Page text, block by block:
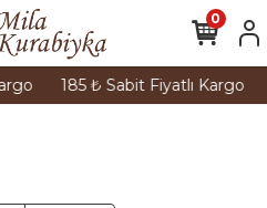
185 ₺ Sabit Fiyatlı Kargo
0